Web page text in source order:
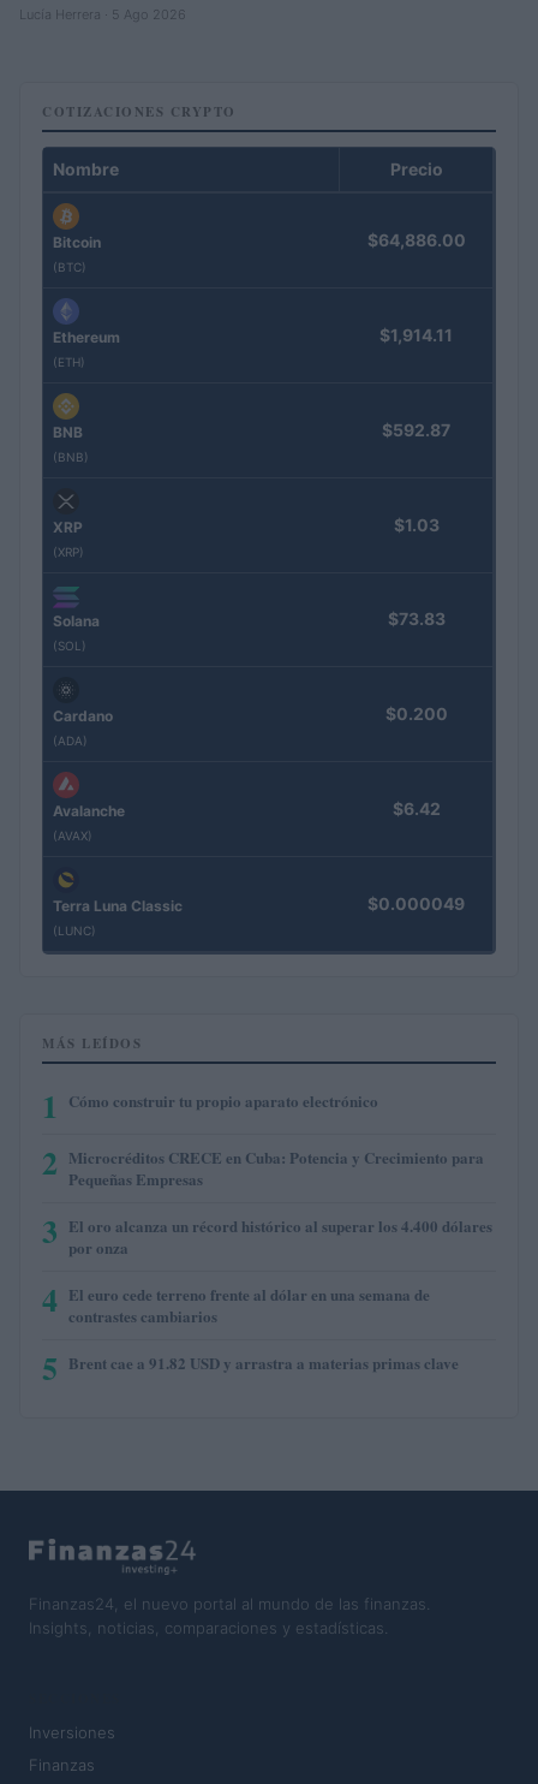
Lucía Herrera · 5 Ago 2026
COTIZACIONES CRYPTO
Nombre Precio
Bitcoin
(BTC)
$64,886.00
Ethereum
(ETH)
$1,914.11
BNB
(BNB)
$592.87
XRP
(XRP)
$1.03
Solana
(SOL)
$73.83
Cardano
(ADA)
$0.200
Avalanche
(AVAX)
$6.42
Terra Luna Classic
(LUNC)
$0.000049
MÁS LEÍDOS
1 Cómo construir tu propio aparato electrónico
2 Microcréditos CRECE en Cuba: Potencia y Crecimiento para
Pequeñas Empresas
3 El oro alcanza un récord histórico al superar los 4.400 dólares
por onza
4 El euro cede terreno frente al dólar en una semana de
contrastes cambiarios
5 Brent cae a 91.82 USD y arrastra a materias primas clave
Finanzas24, el nuevo portal al mundo de las finanzas.
Insights, noticias, comparaciones y estadísticas.
Inversiones
Finanzas